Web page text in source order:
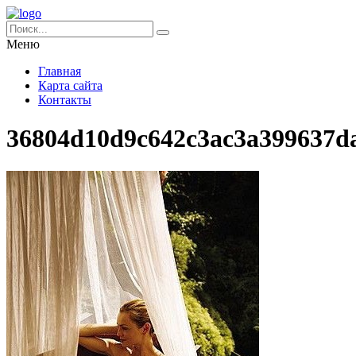
Меню
Главная
Карта сайта
Контакты